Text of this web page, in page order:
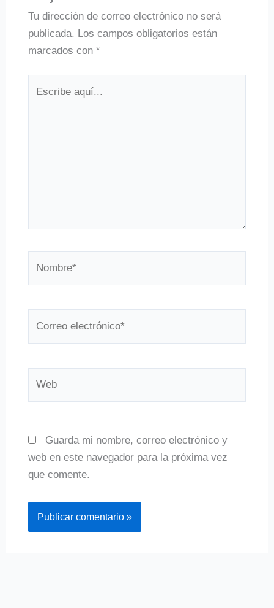
Tu dirección de correo electrónico no será
publicada. Los campos obligatorios están
marcados con *
Guarda mi nombre, correo electrónico y
web en este navegador para la próxima vez
que comente.